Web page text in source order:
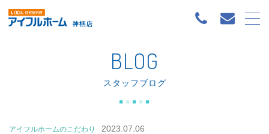
BLOG
スタッフブログ
アイフルホームのこだわり 2023.07.06